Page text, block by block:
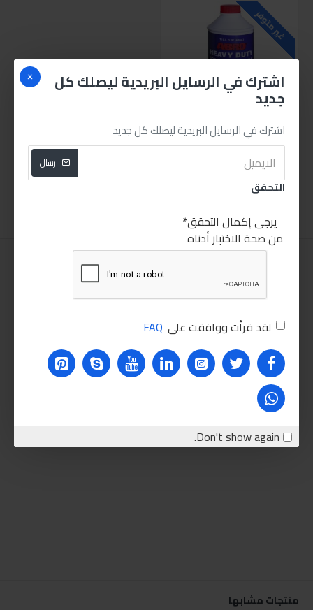
اشترك في الرسايل البريدية ليصلك كل
جديد
اشترك في الرسايل البريدية ليصلك كل جديد
ارسال
التحقق
يرجى إكمال التحقق
من صحة الاختبار أدناه
لقد قرأت ووافقت على FAQ
Don't show again.
غير متوفر
ابرو زيت باكم DOT 3 485ML
45.00LE
اضافة للسلة
منتجات مشابها